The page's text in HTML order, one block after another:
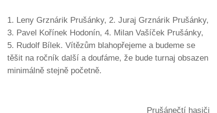
1. Leny Grznárik Prušánky, 2. Juraj Grznárik Prušánky,
3. Pavel Kořínek Hodonín, 4. Milan Vašíček Prušánky,
5. Rudolf Bílek. Vítězům blahopřejeme a budeme se
těšit na ročník další a doufáme, že bude turnaj obsazen
minimálně stejně početně.
Prušánečtí hasiči